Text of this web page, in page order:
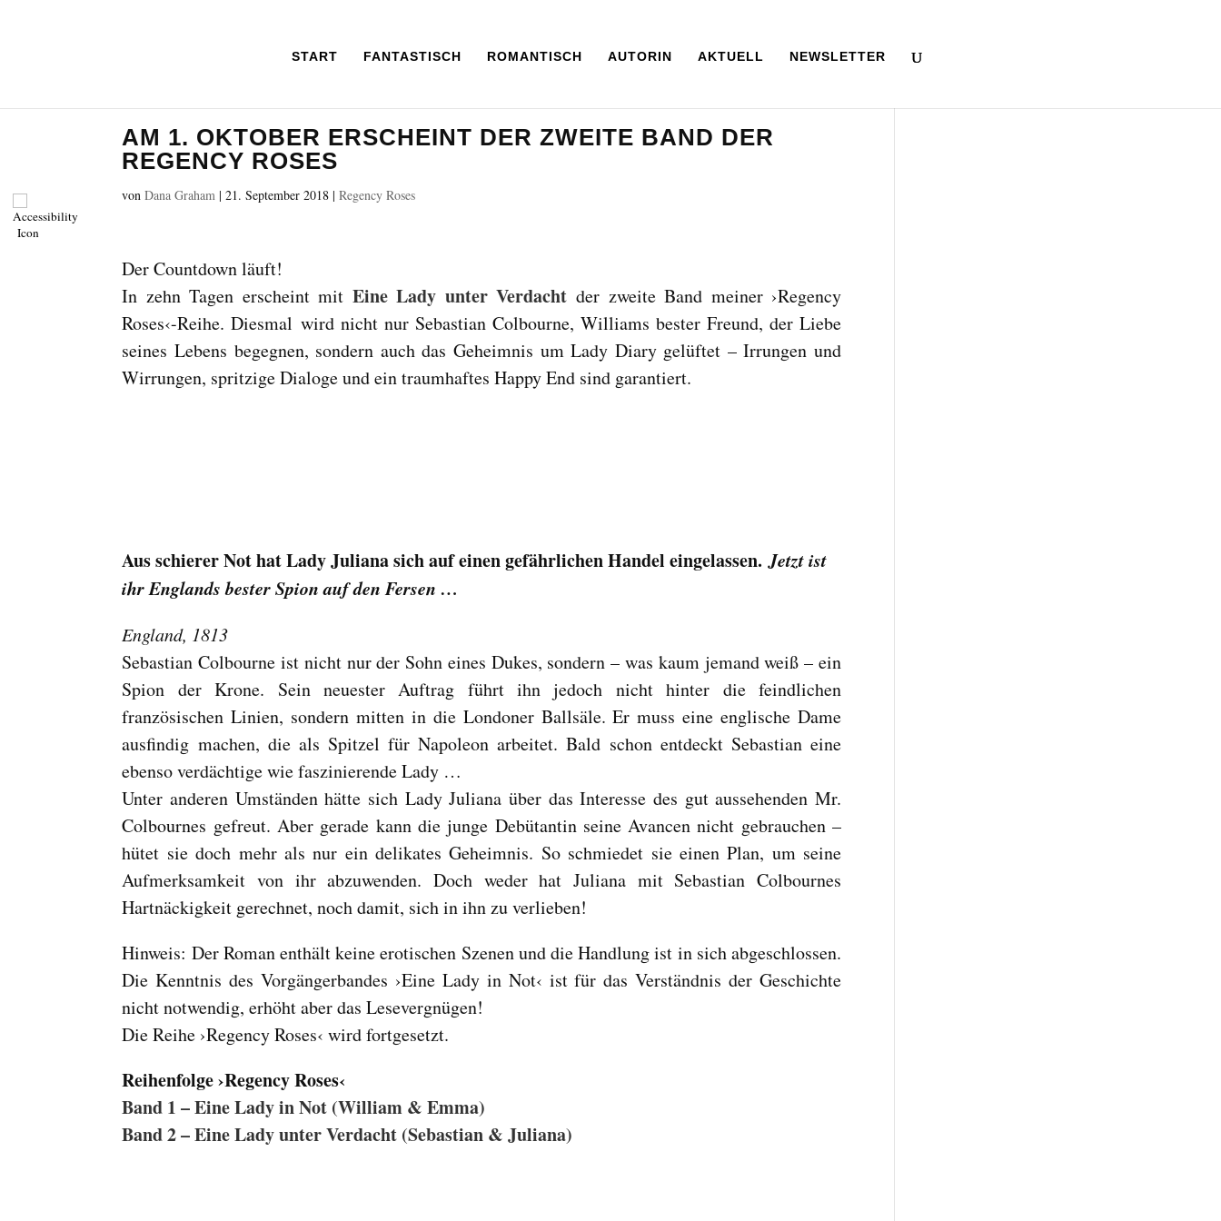
START FANTASTISCH ROMANTISCH AUTORIN AKTUELL NEWSLETTER
AM 1. OKTOBER ERSCHEINT DER ZWEITE BAND DER
REGENCY ROSES
vonDana Graham |21. September 2018 |Regency Roses
Der Countdown läuft!
In zehn Tagen erscheint mit Eine Lady unter Verdacht der zweite Band meiner ›Regency
Roses‹-Reihe. Diesmal wird nicht nur Sebastian Colbourne, Williams bester Freund, der Liebe
seines Lebens begegnen, sondern auch das Geheimnis um Lady Diary gelüftet – Irrungen und
Wirrungen, spritzige Dialoge und ein traumhaftes Happy End sind garantiert.
Aus schierer Not hat Lady Juliana sich auf einen gefährlichen Handel eingelassen.Jetzt ist
ihr Englands bester Spion auf den Fersen …
England, 1813
Sebastian Colbourne ist nicht nur der Sohn eines Dukes, sondern – was kaum jemand weiß – ein
Spion der Krone. Sein neuester Auftrag führt ihn jedoch nicht hinter die feindlichen
französischen Linien, sondern mitten in die Londoner Ballsäle. Er muss eine englische Dame
ausfindig machen, die als Spitzel für Napoleon arbeitet. Bald schon entdeckt Sebastian eine
ebenso verdächtige wie faszinierende Lady …
Unter anderen Umständen hätte sich Lady Juliana über das Interesse des gut aussehenden Mr.
Colbournes gefreut. Aber gerade kann die junge Debütantin seine Avancen nicht gebrauchen –
hütet sie doch mehr als nur ein delikates Geheimnis. So schmiedet sie einen Plan, um seine
Aufmerksamkeit von ihr abzuwenden. Doch weder hat Juliana mit Sebastian Colbournes
Hartnäckigkeit gerechnet, noch damit, sich in ihn zu verlieben!
Hinweis: Der Roman enthält keine erotischen Szenen und die Handlung ist in sich abgeschlossen.
Die Kenntnis des Vorgängerbandes ›Eine Lady in Not‹ ist für das Verständnis der Geschichte
nicht notwendig, erhöht aber das Lesevergnügen!
Die Reihe ›Regency Roses‹ wird fortgesetzt.
Reihenfolge ›Regency Roses‹
Band 1 – Eine Lady in Not (William & Emma)
Band 2 – Eine Lady unter Verdacht (Sebastian & Juliana)